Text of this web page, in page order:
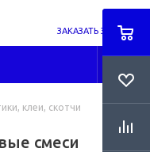
ЗАКАЗАТЬ ЗВОНОК
клеи, скотчи
смеси